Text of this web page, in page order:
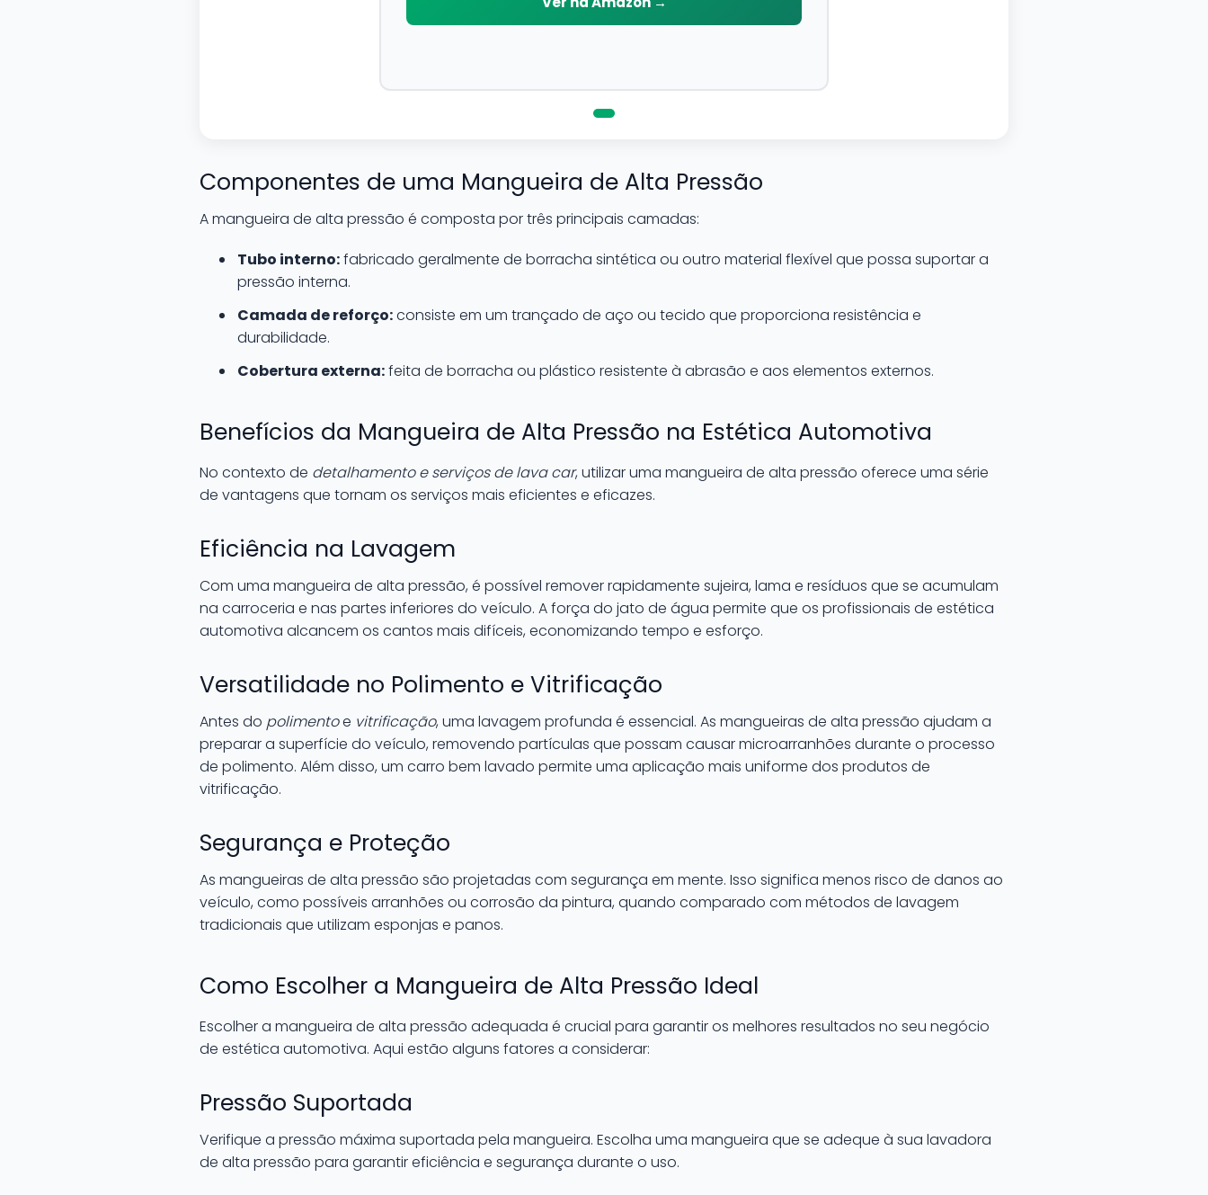
Componentes de uma Mangueira de Alta Pressão
A mangueira de alta pressão é composta por três principais camadas:
Tubo interno:fabricado geralmente de borracha sintética ou outro material flexível que possa suportar a
pressão interna.
Camada de reforço:consiste em um trançado de aço ou tecido que proporciona resistência e
durabilidade.
Cobertura externa:feita de borracha ou plástico resistente à abrasão e aos elementos externos.
Benefícios da Mangueira de Alta Pressão na Estética Automotiva
No contexto de detalhamento e serviços de lava car, utilizar uma mangueira de alta pressão oferece uma série
de vantagens que tornam os serviços mais eficientes e eficazes.
Eficiência na Lavagem
Com uma mangueira de alta pressão, é possível remover rapidamente sujeira, lama e resíduos que se acumulam
na carroceria e nas partes inferiores do veículo. A força do jato de água permite que os profissionais de estética
automotiva alcancem os cantos mais difíceis, economizando tempo e esforço.
Versatilidade no Polimento e Vitrificação
Antes do polimentoe vitrificação, uma lavagem profunda é essencial. As mangueiras de alta pressão ajudam a
preparar a superfície do veículo, removendo partículas que possam causar microarranhões durante o processo
de polimento. Além disso, um carro bem lavado permite uma aplicação mais uniforme dos produtos de
vitrificação.
Segurança e Proteção
As mangueiras de alta pressão são projetadas com segurança em mente. Isso significa menos risco de danos ao
veículo, como possíveis arranhões ou corrosão da pintura, quando comparado com métodos de lavagem
tradicionais que utilizam esponjas e panos.
Como Escolher a Mangueira de Alta Pressão Ideal
Escolher a mangueira de alta pressão adequada é crucial para garantir os melhores resultados no seu negócio
de estética automotiva. Aqui estão alguns fatores a considerar:
Pressão Suportada
Verifique a pressão máxima suportada pela mangueira. Escolha uma mangueira que se adeque à sua lavadora
de alta pressão para garantir eficiência e segurança durante o uso.